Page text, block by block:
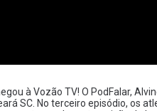
à Vozão TV! O PodFalar,
SC. No terceiro episódio, os